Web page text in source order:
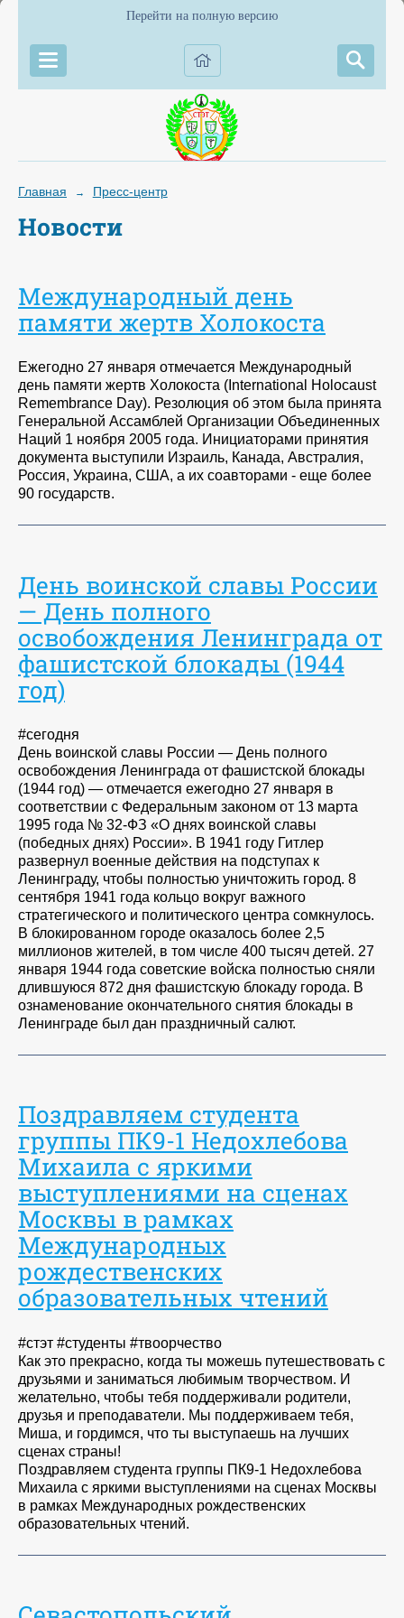
Перейти на полную версию
Главная → Пресс-центр
Новости
Международный день
памяти жертв Холокоста
Ежегодно 27 января отмечается Международный
день памяти жертв Холокоста (International Holocaust
Remembrance Day). Резолюция об этом была принята
Генеральной Ассамблей Организации Объединенных
Наций 1 ноября 2005 года. Инициаторами принятия
документа выступили Израиль, Канада, Австралия,
Россия, Украина, США, а их соавторами - еще более
90 государств.
День воинской славы России
— День полного
освобождения Ленинграда от
фашистской блокады (1944
год)
#сегодня
День воинской славы России — День полного
освобождения Ленинграда от фашистской блокады
(1944 год) — отмечается ежегодно 27 января в
соответствии с Федеральным законом от 13 марта
1995 года № 32-ФЗ «О днях воинской славы
(победных днях) России». В 1941 году Гитлер
развернул военные действия на подступах к
Ленинграду, чтобы полностью уничтожить город. 8
сентября 1941 года кольцо вокруг важного
стратегического и политического центра сомкнулось.
В блокированном городе оказалось более 2,5
миллионов жителей, в том числе 400 тысяч детей. 27
января 1944 года советские войска полностью сняли
длившуюся 872 дня фашистскую блокаду города. В
ознаменование окончательного снятия блокады в
Ленинграде был дан праздничный салют.
Поздравляем студента
группы ПК9-1 Недохлебова
Михаила с яркими
выступлениями на сценах
Москвы в рамках
Международных
рождественских
образовательных чтений
#стэт #студенты #твоорчество
Как это прекрасно, когда ты можешь путешествовать с
друзьями и заниматься любимым творчеством. И
желательно, чтобы тебя поддерживали родители,
друзья и преподаватели. Мы поддерживаем тебя,
Миша, и гордимся, что ты выступаешь на лучших
сценах страны!
Поздравляем студента группы ПК9-1 Недохлебова
Михаила с яркими выступлениями на сценах Москвы
в рамках Международных рождественских
образовательных чтений.